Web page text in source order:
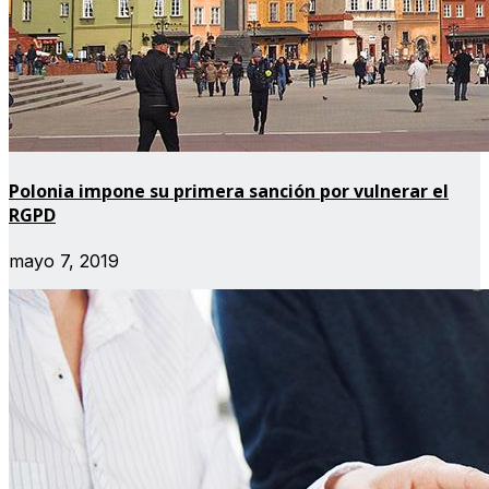
Polonia impone su primera sanción por vulnerar el
RGPD
mayo 7, 2019